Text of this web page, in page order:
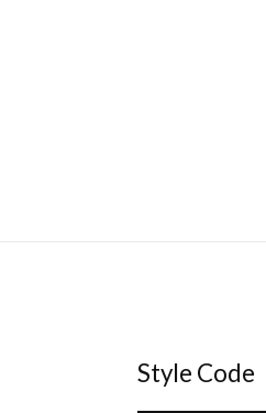
Style Code